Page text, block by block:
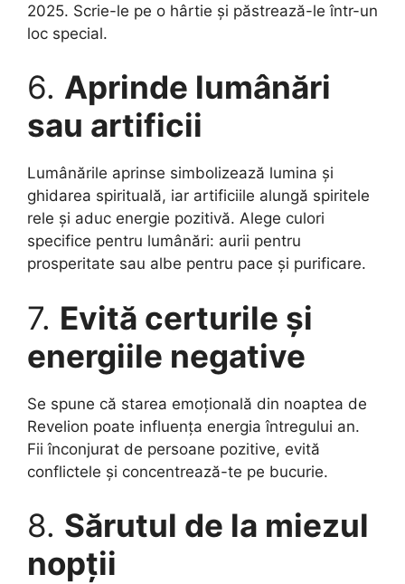
2025. Scrie-le pe o hârtie și păstrează-le într-un
loc special.
6. Aprinde lumânări
sau artificii
Lumânările aprinse simbolizează lumina și
ghidarea spirituală, iar artificiile alungă spiritele
rele și aduc energie pozitivă. Alege culori
specifice pentru lumânări: aurii pentru
prosperitate sau albe pentru pace și purificare.
7. Evită certurile și
energiile negative
Se spune că starea emoțională din noaptea de
Revelion poate influența energia întregului an.
Fii înconjurat de persoane pozitive, evită
conflictele și concentrează-te pe bucurie.
8. Sărutul de la miezul
nopții